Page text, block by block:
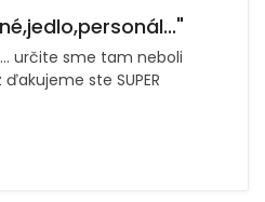
určite sme tam neboli
ste SUPER